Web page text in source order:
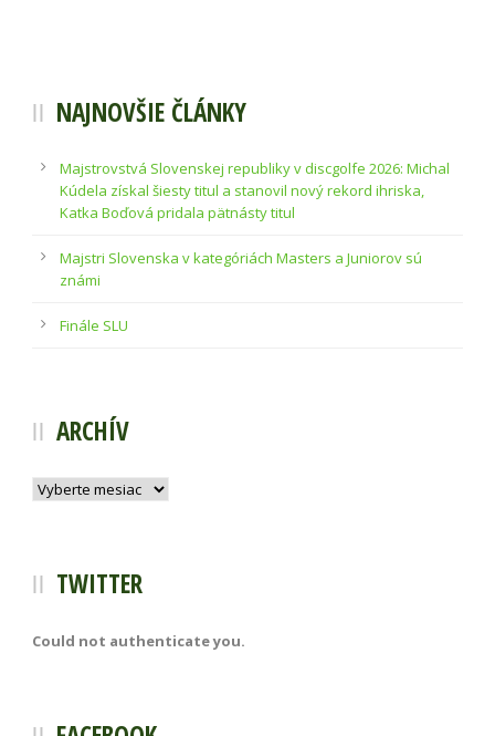
NAJNOVŠIE ČLÁNKY
Majstrovstvá Slovenskej republiky v discgolfe 2026: Michal
Kúdela získal šiesty titul a stanovil nový rekord ihriska,
Katka Boďová pridala pätnásty titul
Majstri Slovenska v kategóriách Masters a Juniorov sú
známi
Finále SLU
ARCHÍV
Archív
TWITTER
Could not authenticate you.